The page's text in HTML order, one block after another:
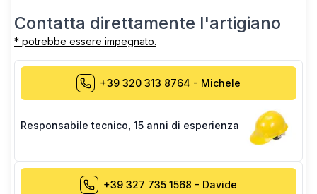
Contatta direttamente l'artigiano
* potrebbe essere impegnato.
+39 320 313 8764 - Michele
Responsabile tecnico 15 anni di esperienza
+39 327 735 1568 - Davide